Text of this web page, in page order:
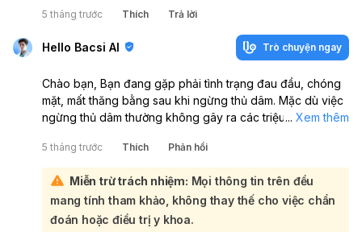
5 tháng trước Thích Trả lời
Hello Bacsi AI Trò chuyện ngay
Chào bạn, Bạn đang gặp phải tình trạng đau đầu, chóng
mặt, mất thăng bằng sau khi ngừng thủ dâm. Mặc dù việc
ngừng thủ dâm thường không gây ra các triệu chứng thể
có thể liên quan đến căng thẳng tâm lý, áp lực hoặc các
vấn đề sức khỏe khác đang tiềm ẩn:
Để xác định chính xác nguyên nhân và có hướng điều trị
phù hợp, bạn nên đến thăm khám bác sĩ đa khoa để được
kiểm tra tổng quát. Bác sĩ sẽ giúp bạn loại trừ các nguyên
... Xem thêm
5 tháng trước Thích Phản hồi
Miễn trừ trách nhiệm: Mọi thông tin trên đều
mang tính tham khảo, không thay thế cho việc chẩn
đoán hoặc điều trị y khoa.